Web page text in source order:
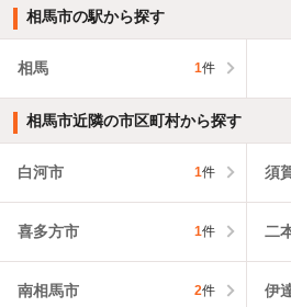
相馬市の駅から探す
相馬 1件
相馬市近隣の市区町村から探す
白河市 1件 須
喜多方市 1件 二
南相馬市 2件 伊